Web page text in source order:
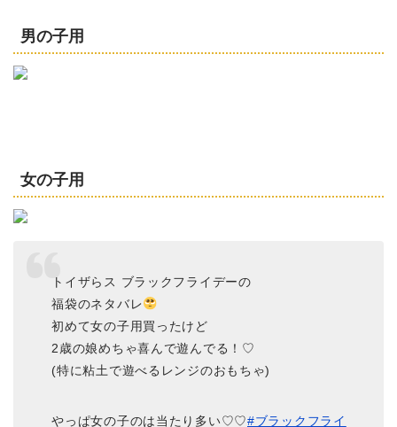
男の子用
女の子用
トイザらス ブラックフライデーの
福袋のネタバレ
初めて女の子用買ったけど
2歳の娘めちゃ喜んで遊んでる！♡
(特に粘土で遊べるレンジのおもちゃ)
やっぱ女の子のは当たり多い♡♡#ブラックフライ